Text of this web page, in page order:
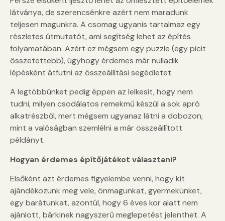
látványa, de szerencsénkre azért nem maradunk
teljesen magunkra. A csomag ugyanis tartalmaz egy
részletes útmutatót, ami segítség lehet az építés
folyamatában. Azért ez mégsem egy puzzle (egy picit
összetettebb), úgyhogy érdemes már nulladik
lépésként átfutni az összeállítási segédletet.
A legtöbbünket pedig éppen az lelkesít, hogy nem
tudni, milyen csodálatos remekmű készül a sok apró
alkatrészből, mert mégsem ugyanaz látni a dobozon,
mint a valóságban szemlélni a már összeállított
példányt.
Hogyan érdemes építőjátékot választani?
Elsőként azt érdemes figyelembe venni, hogy kit
ajándékozunk meg vele, önmagunkat, gyermekünket,
egy barátunkat, azontúl, hogy 6 éves kor alatt nem
ajánlott, bárkinek nagyszerű meglepetést jelenthet. A